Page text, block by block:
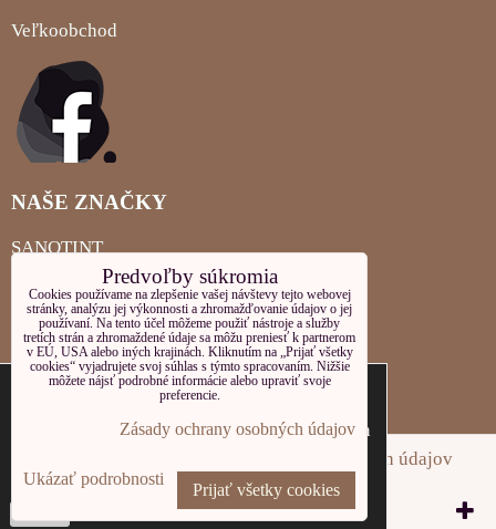
Veľkoobchod
NAŠE ZNAČKY
SANOTINT
MIGLIORIN
LOCHERBER PLEŤOVÁ KOZMETIKA
LOCHERBER TELOVÁ KOZMETIKA
LOCHERBER MILANO
Zásady ochrany osobných údajov
Vytvorené pomocou:BiznisWeb.sk
Predvoľby súkromia
Cookies používame na zlepšenie vašej návštevy tejto webovej
stránky, analýzu jej výkonnosti a zhromažďovanie údajov o jej
používaní. Na tento účel môžeme použiť nástroje a služby
tretích strán a zhromaždené údaje sa môžu preniesť k partnerom
v EÚ, USA alebo iných krajinách. Kliknutím na „Prijať všetky
cookies“ vyjadrujete svoj súhlas s týmto spracovaním. Nižšie
môžete nájsť podrobné informácie alebo upraviť svoje
preferencie.
Zásady ochrany osobných údajov
Ukázať podrobnosti
Prijať všetky cookies
Tieto internetové stránky používajú súbory
cookies. Bližšie informácie o používaných
súboroch cookies a ako je možné zabrániť ich
oochrane oosobných údajov.